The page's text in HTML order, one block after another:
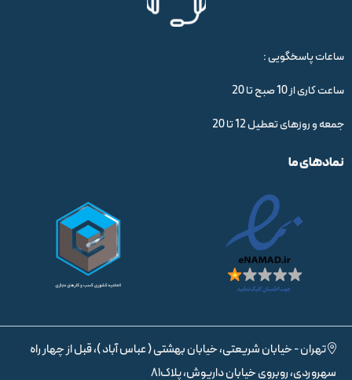
ساعات پاسخگویی :
ساعت کاری از 10 صبح تا 20
جمعه و روزهای تعطیل 12 تا 20
نمادهای ما
تهران - خیابان شریعتی، خیابان بهشتی ( عباس آباد )، قبل از چهار راه
سهروردی، روبروی خیابان داریوش، پلاک81